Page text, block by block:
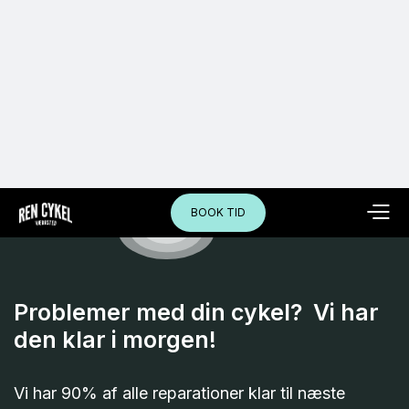
BOOK TID
Problemer med din cykel? Vi har
den klar i morgen!
Vi har 90% af alle reparationer klar til næste